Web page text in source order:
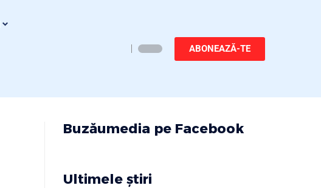
ABONEAZĂ-TE
Buzăumedia pe Facebook
Ultimele știri